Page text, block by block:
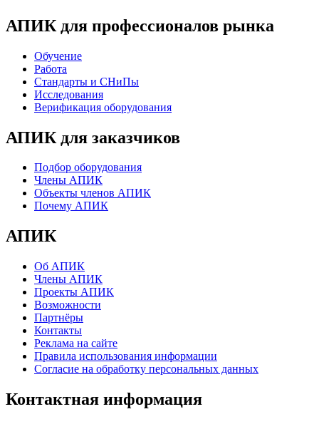
АПИК для профессионалов рынка
Обучение
Работа
Стандарты и СНиПы
Исследования
Верификация оборудования
АПИК для заказчиков
Подбор оборудования
Члены АПИК
Объекты членов АПИК
Почему АПИК
АПИК
Об АПИК
Члены АПИК
Проекты АПИК
Возможности
Партнёры
Контакты
Реклама на сайте
Правила использования информации
Согласие на обработку персональных данных
Контактная информация